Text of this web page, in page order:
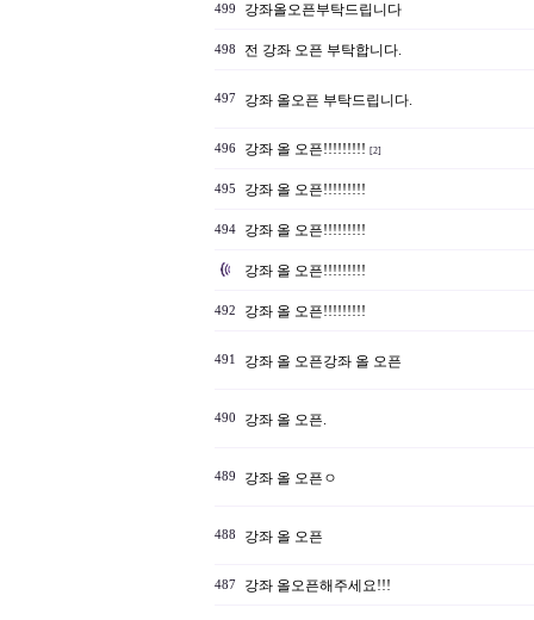
499 강좌올오픈부탁드립니다
498 전 강좌 오픈 부탁합니다.
497 강좌 올오픈 부탁드립니다.
496 강좌 올 오픈!!!!!!!!! [2]
495 강좌 올 오픈!!!!!!!!!
494 강좌 올 오픈!!!!!!!!!
강좌 올 오픈!!!!!!!!!
492 강좌 올 오픈!!!!!!!!!
491 강좌 올 오픈강좌 올 오픈
490 강좌 올 오픈.
489 강좌 올 오픈ㅇ
488 강좌 올 오픈
487 강좌 올오픈해주세요!!!